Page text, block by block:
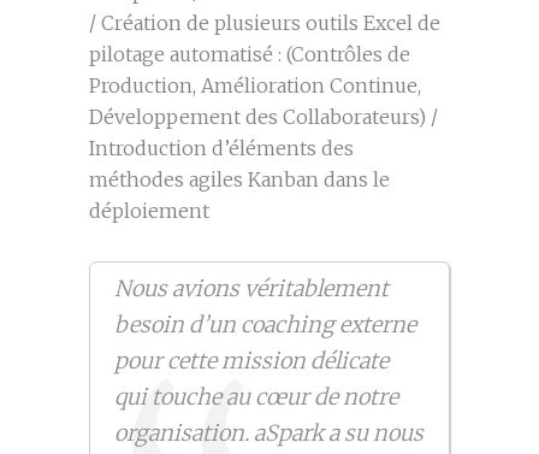
/ Création de plusieurs outils Excel de
pilotage automatisé : (Contrôles de
Production, Amélioration Continue,
Développement des Collaborateurs) /
Introduction d’éléments des
méthodes agiles Kanban dans le
déploiement
Nous avions véritablement
besoin d’un coaching externe
pour cette mission délicate
qui touche au cœur de notre
organisation. aSpark a su nous